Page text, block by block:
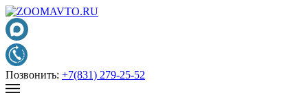
Позвонить: +7(831) 279-25-52